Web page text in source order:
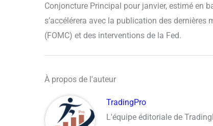
Conjoncture Principal pour janvier, estimé en
s’accélérera avec la publication des
(FOMC) et des interventions de la Fed.
À propos de l'auteur
TradingPro
L'équipe éditoriale de